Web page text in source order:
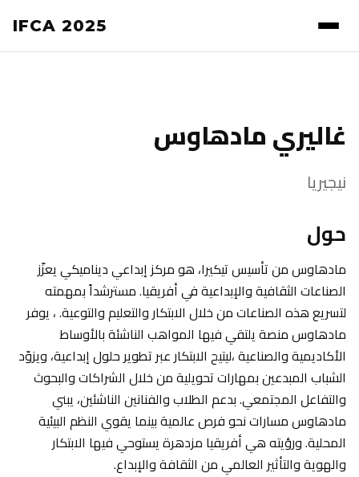
IFCA 2025
غاليري مادهاوس
نيجيريا
حول
مادهاوس من تأسيس تيكيرا، هو مركز إبداعي ديناميكي يعزّز
الصناعات الثقافية والإبداعية في أفريقيا. مسترشداً بمهمته
لتسريع هذه الصناعات من خلال الابتكار والتعليم والتوعية. ، يوفر
مادهاوس منصة يلتقي فيها المواهب الناشئة بالأوساط
الأكاديمية والصناعية ،ليتيح الابتكار عبر تطوير حلول إبداعية، ويزوّد
الشباب المبدعين بمهارات تحويلية من خلال الشراكات والبحوث
والتفاعل المجتمعي. بدعم الطلاب والفنانين الناشئين، يبني
مادهاوس مسارات نحو فرص عالمية بينما يقوي النظم البيئية
المحلية. ورؤيته هي أفريقيا مزدهرة يستوحي فيها الابتكار
والهوية والتأثير العالمي من الثقافة والإبداع.